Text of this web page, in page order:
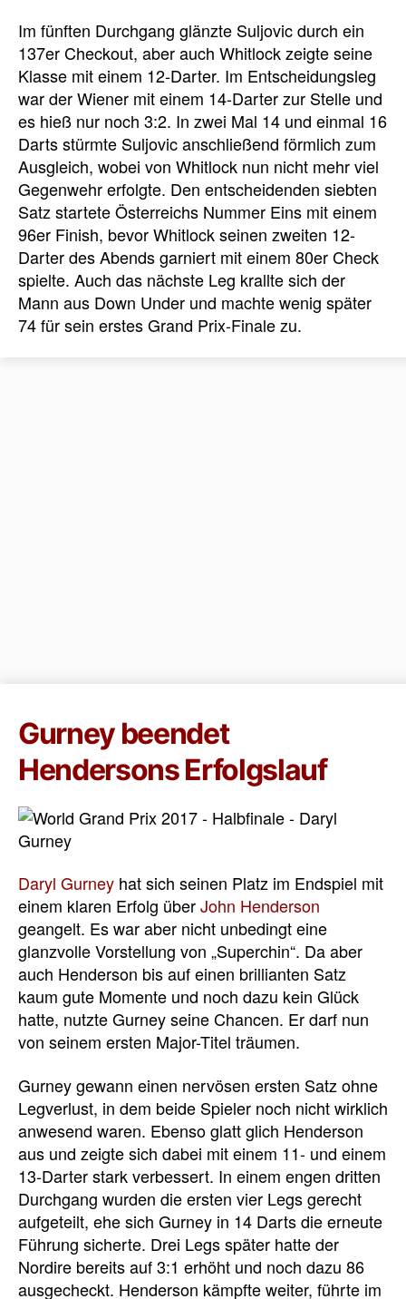
Im fünften Durchgang glänzte Suljovic durch ein
137er Checkout, aber auch Whitlock zeigte seine
Klasse mit einem 12-Darter. Im Entscheidungsleg
war der Wiener mit einem 14-Darter zur Stelle und
es hieß nur noch 3:2. In zwei Mal 14 und einmal 16
Darts stürmte Suljovic anschließend förmlich zum
Ausgleich, wobei von Whitlock nun nicht mehr viel
Gegenwehr erfolgte. Den entscheidenden siebten
Satz startete Österreichs Nummer Eins mit einem
96er Finish, bevor Whitlock seinen zweiten 12-
Darter des Abends garniert mit einem 80er Check
spielte. Auch das nächste Leg krallte sich der
Mann aus Down Under und machte wenig später
74 für sein erstes Grand Prix-Finale zu.
Gurney beendet
Hendersons Erfolgslauf
Daryl Gurney hat sich seinen Platz im Endspiel mit
einem klaren Erfolg überJohn Henderson
geangelt. Es war aber nicht unbedingt eine
glanzvolle Vorstellung von „Superchin“. Da aber
auch Henderson bis auf einen brillianten Satz
kaum gute Momente und noch dazu kein Glück
hatte, nutzte Gurney seine Chancen. Er darf nun
von seinem ersten Major-Titel träumen.
Gurney gewann einen nervösen ersten Satz ohne
Legverlust, in dem beide Spieler noch nicht wirklich
anwesend waren. Ebenso glatt glich Henderson
aus und zeigte sich dabei mit einem 11- und einem
13-Darter stark verbessert. In einem engen dritten
Durchgang wurden die ersten vier Legs gerecht
aufgeteilt, ehe sich Gurney in 14 Darts die erneute
Führung sicherte. Drei Legs später hatte der
Nordire bereits auf 3:1 erhöht und noch dazu 86
ausgecheckt. Henderson kämpfte weiter, führte im